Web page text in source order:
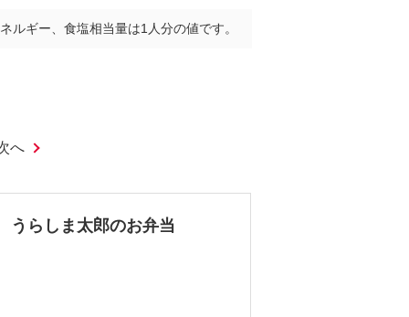
ルギー、食塩相当量は1人分の値です。
へ
うらしま太郎のお弁当